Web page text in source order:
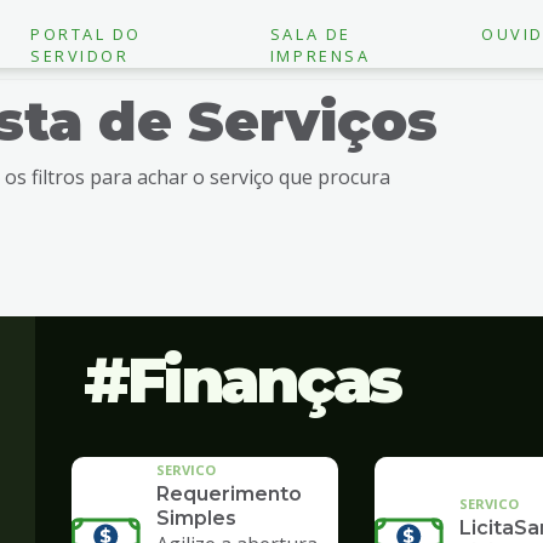
PORTAL DO
SERVIDOR
SALA DE
IMPRENSA
de Serviços
os filtros para achar o serviço que procura
Finanças
SERVICO
Requerimento
Simples
SERVICO